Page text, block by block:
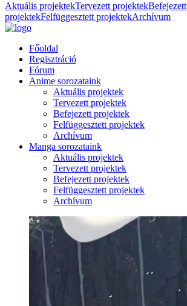
Aktuális projektekTervezett projektekBefejezett
projektekFelfüggesztett projektekArchívum
Főoldal
Regisztráció
Fórum
Anime sorozataink
Aktuális projektek
Tervezett projektek
Befejezett projektek
Felfüggesztett projektek
Archívum
Manga sorozataink
Aktuális projektek
Tervezett projektek
Befejezett projektek
Felfüggesztett projektek
Archívum